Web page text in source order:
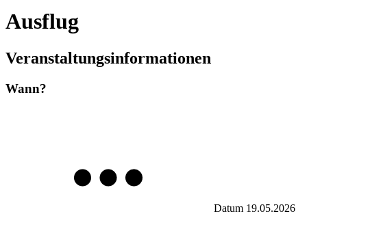
Ausflug
Veranstaltungsinformationen
Wann?
Datum 19.05.2026